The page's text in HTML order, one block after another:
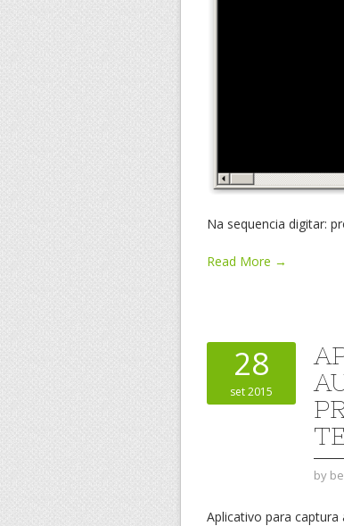
Na sequencia digitar:
Read More →
28
set 2015
by
Aplicativo para captura